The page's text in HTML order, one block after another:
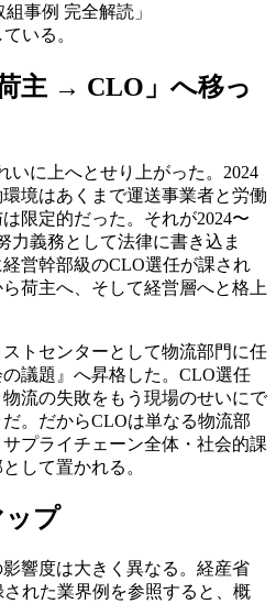
組事例 完全解読」
いる。
主 → CLO」へ移っ
いに上へとせり上がった。2024
境はあくまで運送事業者と労働
限定的だった。それが2024〜
力義務として法律に書き込ま
営幹部級のCLO選任が課され
荷主へ、そして経営層へと格上
トセンターとして物流部門に任
議題』へ昇格した。CLO選任
流の失敗をもう現場のせいにで
。だからCLOは単なる物流部
プライチェーン全体・社会的課
して置かれる。
ップ
響度は大きく異なる。経産省
された業界例を参照すると、概